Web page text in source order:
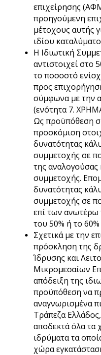
επιχείρησης
προηγούμενη
μέτοχους αυτής
ιδίου
Η Ιδιωτική
αντιστοιχεί στο
το ποσοστό
προς
σύμφωνα με την
(ενότητα 7.
Ως προϋπόθεση
προσκόμιση
δυνατότητας
συμμετοχής σε
της αναλογούσας
συμμετοχής.
δυνατότητας
συμμετοχής σε
επί των ανωτέρω
του 50% ή το
Σχετικά με την
πρόσκληση της
Ίδρυσης και
Μικρομεσαίων
απόδειξη της
προϋπόθεση να
αναγνωρισμένα
Τράπεζα
αποδεκτά όλα τα
ιδρύματα τα
χώρα